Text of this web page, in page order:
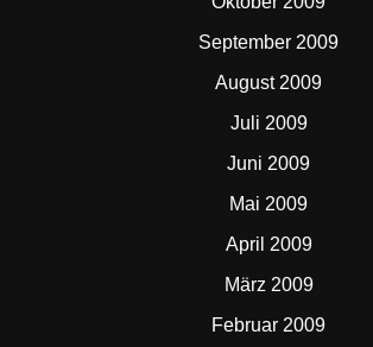
September 2009
August 2009
Juli 2009
Juni 2009
Mai 2009
April 2009
März 2009
Februar 2009